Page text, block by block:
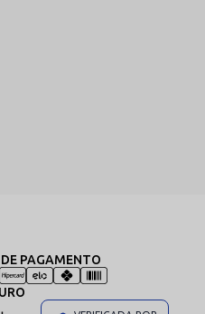
não romper os
PAGAMENTO